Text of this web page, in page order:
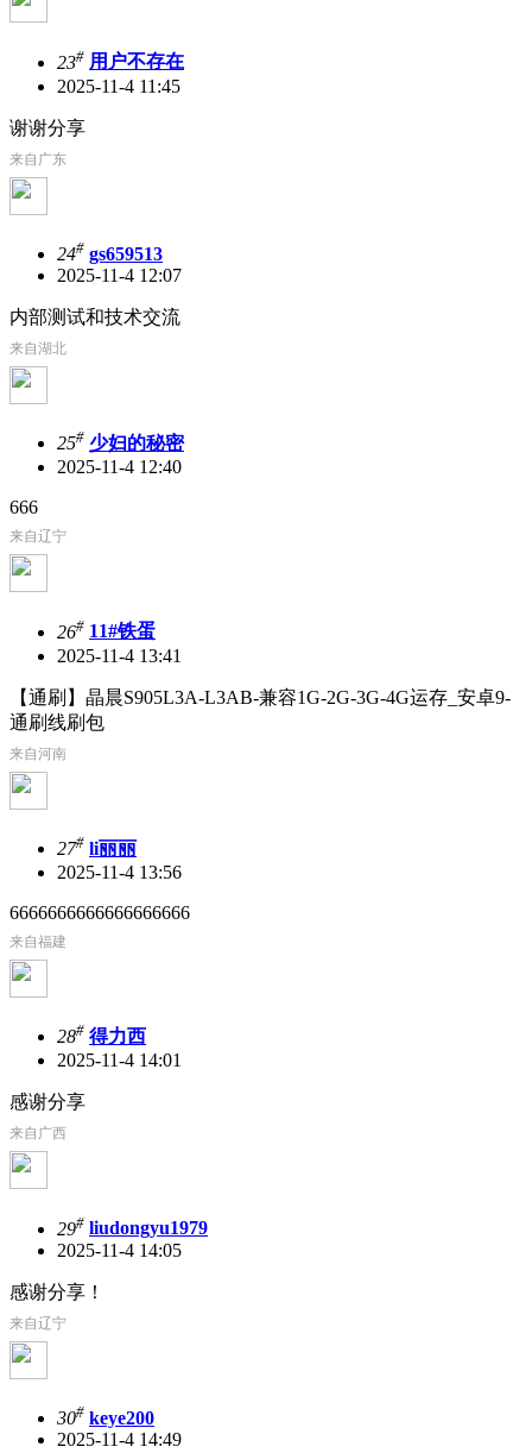
23# 用户不存在
2025-11-4 11:45
谢谢分享
来自广东
24# gs659513
2025-11-4 12:07
内部测试和技术交流
来自湖北
25# 少妇的秘密
2025-11-4 12:40
666
来自辽宁
26# 11#铁蛋
2025-11-4 13:41
【通刷】晶晨S905L3A-L3AB-兼容1G-2G-3G-4G运存_安卓9-
通刷线刷包
来自河南
27# li丽丽
2025-11-4 13:56
6666666666666666666
来自福建
28# 得力西
2025-11-4 14:01
感谢分享
来自广西
29# liudongyu1979
2025-11-4 14:05
感谢分享！
来自辽宁
30# keye200
2025-11-4 14:49